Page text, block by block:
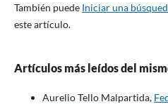
También puede Iniciar una
este artículo.
Artículos más leídos del
Aurelio Tello Malpartida,